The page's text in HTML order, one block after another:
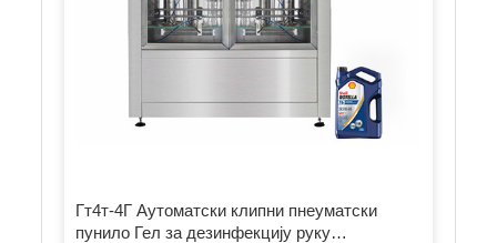
Гт4т-4Г Аутоматски клипни пнеуматски
пунило Гел за дезинфекцију руку